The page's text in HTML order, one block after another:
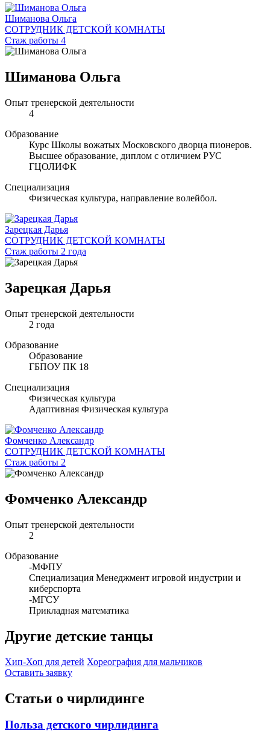
Шиманова Ольга
СОТРУДНИК ДЕТСКОЙ КОМНАТЫ
Стаж работы 4
Шиманова Ольга
Опыт тренерской деятельности
4
Образование
Курс Школы вожатых Московского дворца пионеров.
Высшее образование, диплом с отличием РУС
ГЦОЛИФК
Специализация
Физическая культура, направление волейбол.
Зарецкая Дарья
СОТРУДНИК ДЕТСКОЙ КОМНАТЫ
Стаж работы 2 года
Зарецкая Дарья
Опыт тренерской деятельности
2 года
Образование
Образование
ГБПОУ ПК 18
Специализация
Физическая культура
Адаптивная Физическая культура
Фомченко Александр
СОТРУДНИК ДЕТСКОЙ КОМНАТЫ
Стаж работы 2
Фомченко Александр
Опыт тренерской деятельности
2
Образование
-МФПУ
Специализация Менеджмент игровой индустрии и
киберспорта
-МГСУ
Прикладная математика
Другие детские танцы
Хип-Хоп для детей Хореография для мальчиков
Оставить заявку
Статьи о чирлидинге
Польза детского чирлидинга